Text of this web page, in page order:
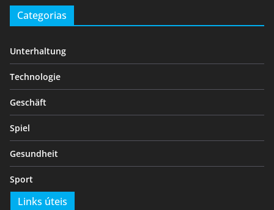
Categorias
Unterhaltung
Technologie
Geschäft
Spiel
Gesundheit
Sport
Links úteis